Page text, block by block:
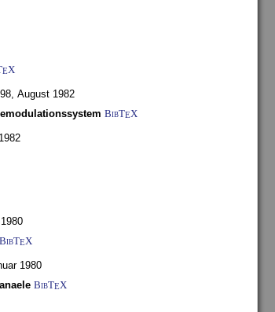
EX
August 1982
BibTEX
BibTEX
1980
BibTEX